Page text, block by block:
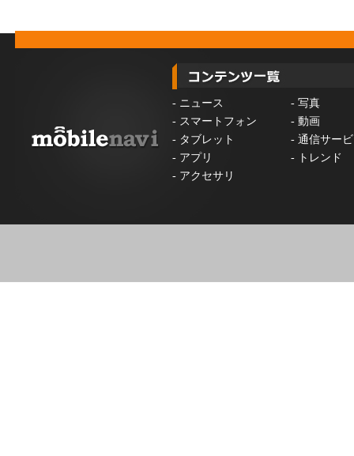
- ニュース - 写真
- スマートフォン - 動画
- タブレット - 通信サー
- アプリ -
トレンド
- アクセサリ